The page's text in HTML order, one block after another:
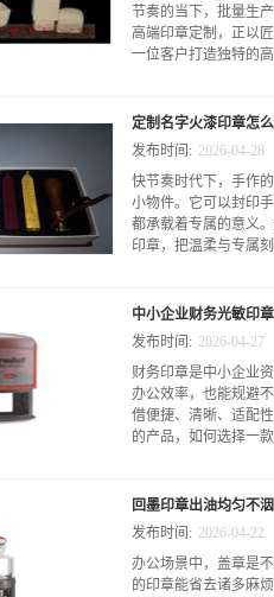
节奏的当下，批量生
高端印章定制，正以
一位客户打造独特的
、传递价值的文化信
心，在于对传统篆刻
刻，每一个环节都凝
石、青田石，到质感
材质，摒弃劣质原料
着东方美学的独特韵
精细工艺，既保留了
风、流畅温婉的圆朱
匠心，让传统文化在
定制名字火漆印章怎
快节奏时代下，手作
小物件。它可以封印
都承载着专属的意义
印章，把温柔与专属
属仪式感制作定制名
手作之旅。首先要确
字体风格，无论是简
成专属印记，让定制
蜡、加热工具和辅助
有带细闪或香味的款
漆炉，也可用普通蜡
作定制名字火漆印章
漆蜡，将挑选好的火
发布时间: 2026-04-28
中小企业财务光敏印
财务印章是中小企业
办公效率，也能规避
借便捷、清晰、适配
的产品，如何选择一
小企业财务光敏印章
场景，拆解选择要点
印章的核心适配性不
精简、高频实操的特
传统雕刻印章，中小
发布时间: 2026-04-27
回墨印章出油均匀不
办公场景中，盖章是
的印章能省去诸多麻
发布时间: 2026-04-22